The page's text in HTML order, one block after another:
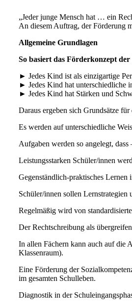
„Jeder junge Mensch hat … ein
An diesem Auftrag, der Förderung
Allgemeine Grundlagen
So basiert das Förderkonzept
► Jedes Kind ist als einzigartige
► Jedes Kind hat unterschiedliche
► Jedes Kind hat Stärken und
Daraus ergeben sich Grundsätze
Es werden auf unterschiedliche
Aufgaben werden so angelegt,
Leistungsstarken Schüler/innen
Gegenständlich-praktisches
Schüler/innen sollen
Regelmäßig wird von
Der Rechtschreibung als
In allen Fächern kann auch auf die
Klassenraum).
Eine Förderung der
im gesamten Schulleben.
Diagnostik in der